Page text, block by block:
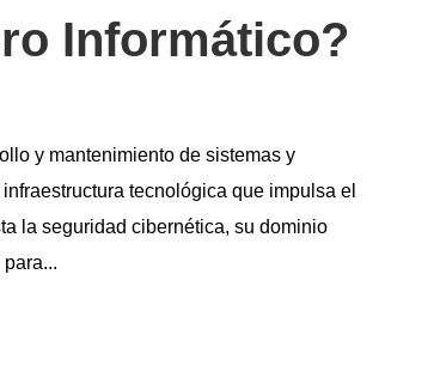
Informático?
y mantenimiento de sistemas y
tecnológica que impulsa el
la seguridad cibernética, su dominio